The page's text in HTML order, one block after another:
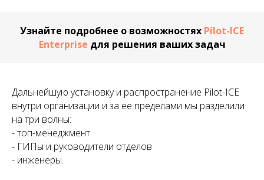
Узнайте подробнее о возможностях Pilot-ICE
Enterprise для решения ваших задач
Дальнейшую установку и распространение Pilot-ICE
внутри организации и за ее пределами мы разделили
на три волны:
- топ-менеджмент
- ГИПы и руководители отделов
- инженеры.